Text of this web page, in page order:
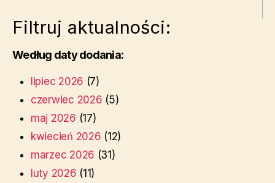
Filtruj aktualności:
Według daty dodania:
lipiec 2026 (7)
czerwiec 2026 (5)
maj 2026 (17)
kwiecień 2026 (12)
marzec 2026 (31)
luty 2026 (11)